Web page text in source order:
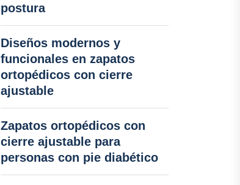
postura
Diseños modernos y
funcionales en zapatos
ortopédicos con cierre
ajustable
Zapatos ortopédicos con
cierre ajustable para
personas con pie diabético